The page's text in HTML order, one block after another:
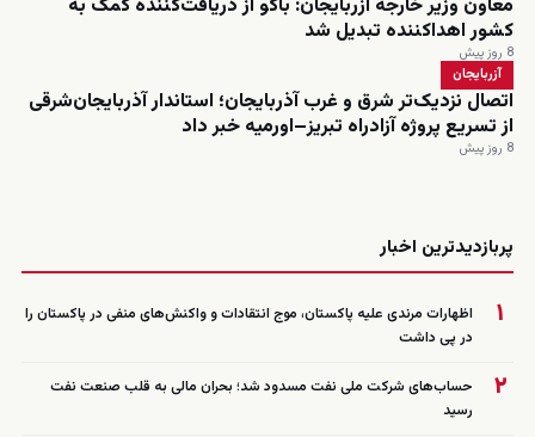
معاون وزیر خارجه آزربایجان: باکو از دریافت‌کننده کمک به
کشور اهداکننده تبدیل شد
8 روز پیش
آزربایجان
اتصال نزدیک‌تر شرق و غرب آذربایجان؛ استاندار آذربایجان‌شرقی
از تسریع پروژه آزادراه تبریز–اورمیه خبر داد
8 روز پیش
پربازدیدترین اخبار
۱
اظهارات مرندی علیه پاکستان، موج انتقادات و واکنش‌های منفی در پاکستان را
در پی داشت
۲
حساب‌های شرکت ملی نفت مسدود شد؛ بحران مالی به قلب صنعت نفت
رسید